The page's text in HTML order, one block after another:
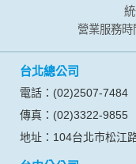
外，我們會視需要公
人之資料。
的個人資料揭露予第
在您於本網站註冊帳
贈獎時，本網站會收
業夥伴處取得個人資料
當客戶在本網站註冊
身份證字號、電子郵
營業服務
台北總公司
電話：(02)2507-7484
傳真：(02)3322-9855
地址：104台北市松江